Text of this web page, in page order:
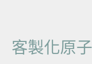
客製化原